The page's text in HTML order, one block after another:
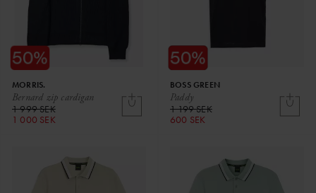
Bernard zip cardigan
MORRIS.
1 999 SEK
1 000 SEK
Paddy
BOSS GREEN
1 199 SEK
600 SEK